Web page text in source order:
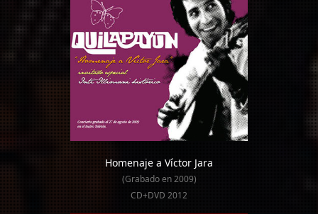
Homenaje a Víctor Jara
(Grabado en 2009)
CD+DVD 2012